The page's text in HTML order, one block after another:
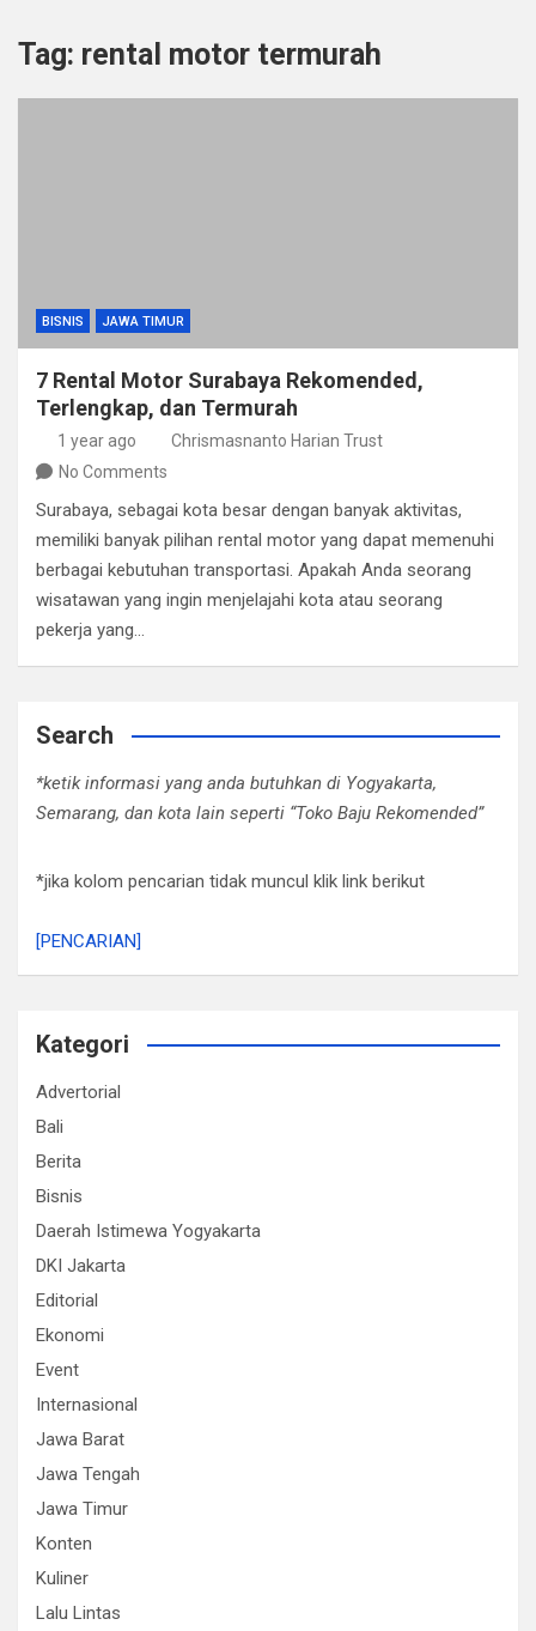
Tag: rental motor termurah
BISNIS JAWA TIMUR
7 Rental Motor Surabaya Rekomended,
Terlengkap, dan Termurah
1 year ago
Chrismasnanto Harian Trust
No Comments
Surabaya, sebagai kota besar dengan banyak aktivitas,
memiliki banyak pilihan rental motor yang dapat memenuhi
berbagai kebutuhan transportasi. Apakah Anda seorang
wisatawan yang ingin menjelajahi kota atau seorang
pekerja yang…
Search
*ketik informasi yang anda butuhkan di Yogyakarta,
Semarang, dan kota lain seperti “Toko Baju Rekomended”
*jika kolom pencarian tidak muncul klik link berikut
[PENCARIAN]
Kategori
Advertorial
Bali
Berita
Bisnis
Daerah Istimewa Yogyakarta
DKI Jakarta
Editorial
Ekonomi
Event
Internasional
Jawa Barat
Jawa Tengah
Jawa Timur
Konten
Kuliner
Lalu Lintas